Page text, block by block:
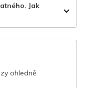
Jak
ohledně